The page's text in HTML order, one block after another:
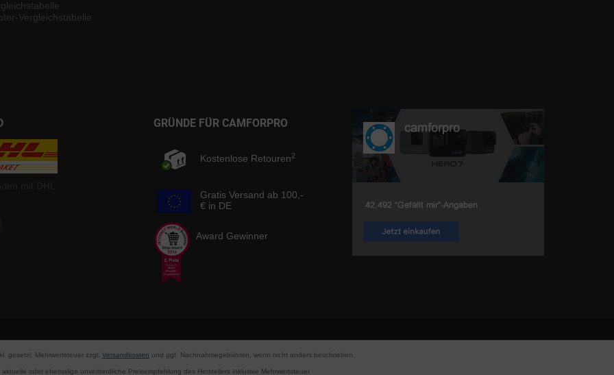
Vergleichstabelle
GRÜNDE FÜR CAMFORPRO
Kostenlose Retouren2
Gratis Versand ab 100,-
€ in DE
Award Gewinner
gesetzl. Mehrwertsteuer zzgl. Versandkosten und ggf. Nachnahmegebühren, wenn nicht anders beschrieben
aktuelle oder ehemalige unverbindliche Preisempfehlung des Herstellers inklusive Mehrwertsteuer